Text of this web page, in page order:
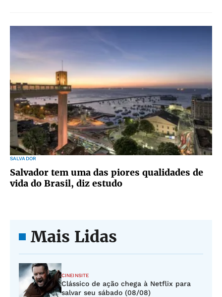
SALVADOR
Salvador tem uma das piores qualidades de
vida do Brasil, diz estudo
Mais Lidas
CINEINSITE
Clássico de ação chega à Netflix para
salvar seu sábado (08/08)